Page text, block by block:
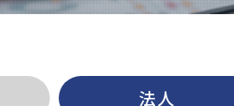
法人